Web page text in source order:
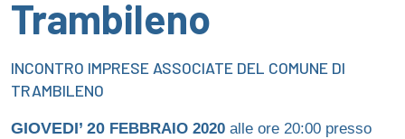
Trambileno
INCONTRO IMPRESE ASSOCIATE DEL COMUNE DI
TRAMBILENO
GIOVEDI’ 20 FEBBRAIO 2020 alle ore 20:00 presso